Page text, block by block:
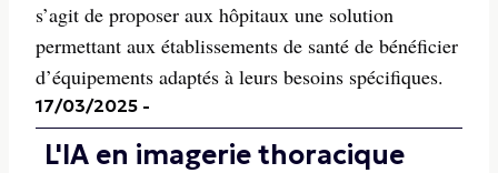
s’agit de proposer aux hôpitaux une solution
permettant aux établissements de santé de bénéficier
d’équipements adaptés à leurs besoins spécifiques.
17/03/2025 -
L'IA en imagerie thoracique